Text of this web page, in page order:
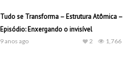
Tudo se Transforma – Estrutura Atômica –
Episódio: Enxergando o invisível
9 anos ago 1,766
2